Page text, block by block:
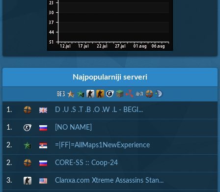
Najpopularniji serveri
1. D .U .S .T .B .O .W .L - BEGI...
1. [NO NAME]
2. =|FF|=AllMaps1NewExperience
2. CORE-SS :: Coop-24
3. Clanxa.com Xtreme Assassins Stan...